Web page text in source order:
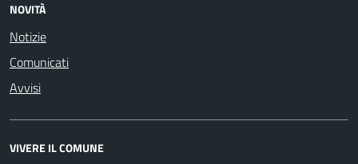
NOVITÀ
Notizie
Comunicati
Avvisi
VIVERE IL COMUNE